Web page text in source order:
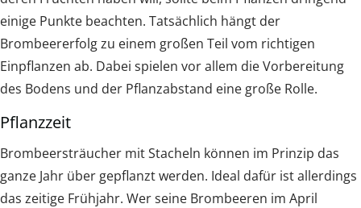
einige Punkte beachten. Tatsächlich hängt der
Brombeererfolg zu einem großen Teil vom richtigen
Einpflanzen ab. Dabei spielen vor allem die Vorbereitung
des Bodens und der Pflanzabstand eine große Rolle.
Pflanzzeit
Brombeersträucher mit Stacheln können im Prinzip das
ganze Jahr über gepflanzt werden. Ideal dafür ist allerdings
das zeitige Frühjahr. Wer seine Brombeeren im April